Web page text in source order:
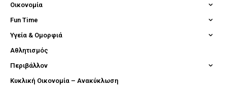
Οικονομία
Fun Time
Υγεία & Ομορφιά
Αθλητισμός
Περιβάλλον
Κυκλική Οικονομία – Ανακύκλωση